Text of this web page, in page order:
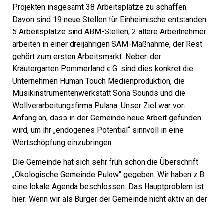
Projekten insgesamt 38 Arbeitsplätze zu schaffen.
Davon sind 19 neue Stellen für Einheimische entstanden.
5 Arbeitsplätze sind ABM-Stellen, 2 ältere Arbeitnehmer
arbeiten in einer dreijährigen SAM-Maßnahme, der Rest
gehört zum ersten Arbeitsmarkt. Neben der
Kräutergarten Pommerland e.G. sind dies konkret die
Unternehmen Human Touch Medienproduktion, die
Musikinstrumentenwerkstatt Sona Sounds und die
Wollverarbeitungsfirma Pulana. Unser Ziel war von
Anfang an, dass in der Gemeinde neue Arbeit gefunden
wird, um ihr „endogenes Potential“ sinnvoll in eine
Wertschöpfung einzubringen.
Die Gemeinde hat sich sehr früh schon die Überschrift
„Ökologische Gemeinde Pulow“ gegeben. Wir haben z.B.
eine lokale Agenda beschlossen. Das Hauptproblem ist
hier: Wenn wir als Bürger der Gemeinde nicht aktiv an der